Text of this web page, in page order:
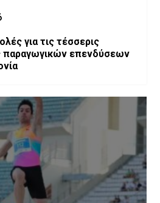
για τις τέσσερις
παραγωγικών επενδύσεων